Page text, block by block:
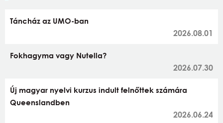
Táncház az UMO-ban
2026.08.01
Fokhagyma vagy Nutella?
2026.07.30
Új magyar nyelvi kurzus indult felnőttek számára
Queenslandben
2026.06.24